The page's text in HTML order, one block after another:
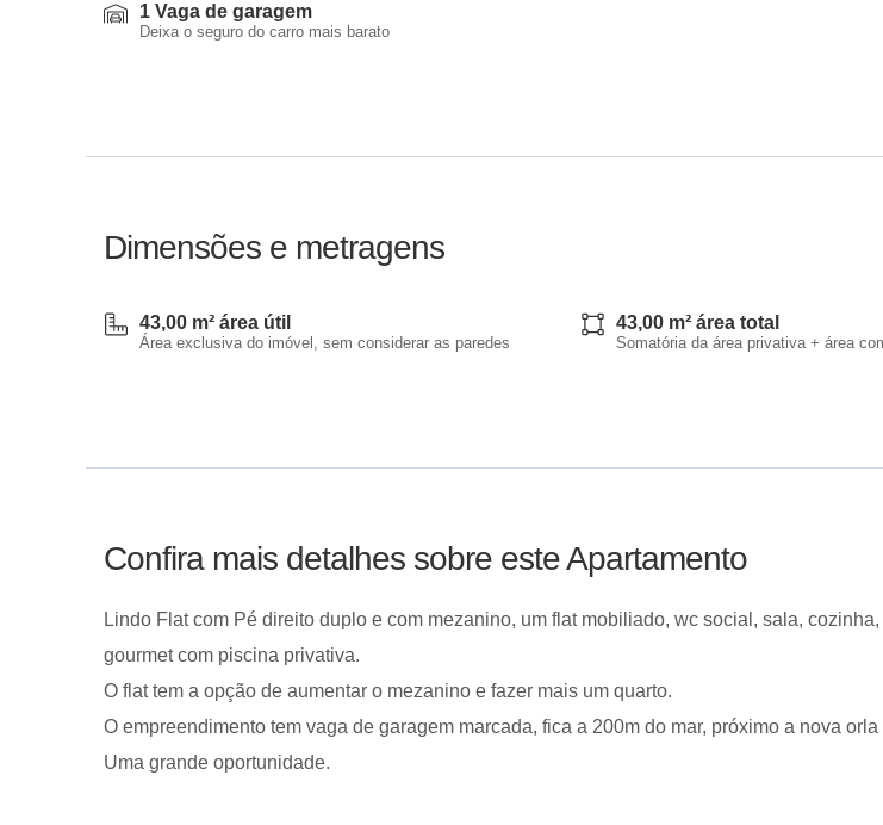
1 Vaga de garagem
Deixa o seguro do carro mais barato
Dimensões e metragens
43,00 m² área útil
Área exclusiva do imóvel, sem considerar as paredes
43,00 m² área total
Somatória da área privativa + área
Confira mais detalhes sobre este Apartamento
Lindo Flat com Pé direito duplo e com mezanino, um flat mobiliado, wc social, sala, cozinha,
gourmet com piscina privativa.
O flat tem a opção de aumentar o mezanino e fazer mais um quarto.
O empreendimento tem vaga de garagem marcada, fica a 200m do mar, próximo a nova
Uma grande oportunidade.